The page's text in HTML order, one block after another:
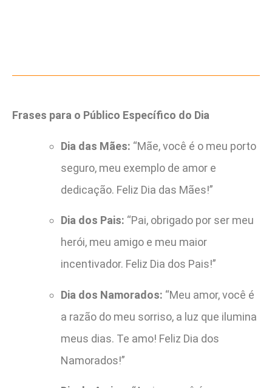
Frases para o Público Específico do Dia
Dia das Mães: “Mãe, você é o meu porto
seguro, meu exemplo de amor e
dedicação. Feliz Dia das Mães!”
Dia dos Pais: “Pai, obrigado por ser meu
herói, meu amigo e meu maior
incentivador. Feliz Dia dos Pais!”
Dia dos Namorados: “Meu amor, você é
a razão do meu sorriso, a luz que ilumina
meus dias. Te amo! Feliz Dia dos
Namorados!”